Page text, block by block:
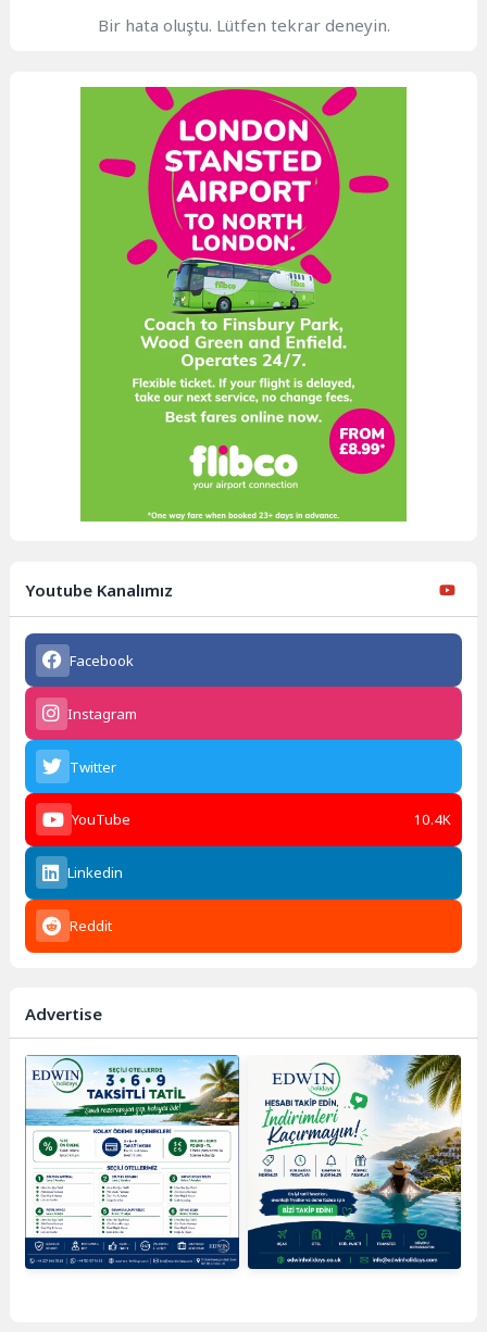
Bir hata oluştu. Lütfen tekrar deneyin.
Youtube Kanalımız
Facebook
Instagram
Twitter
YouTube 10.4K
Linkedin
Reddit
Advertise